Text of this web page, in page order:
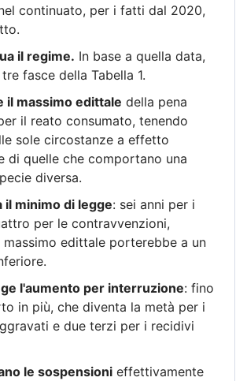
continuato, per i fatti dal 2020,
il regime. In base a quella data,
fasce della Tabella 1.
il massimo edittale della pena
il reato consumato, tenendo
sole circostanze a effetto
di quelle che comportano una
diversa.
il minimo di legge: sei anni per i
per le contravvenzioni,
massimo edittale porterebbe a un
l'aumento per interruzione: fino
in più, che diventa la metà per i
e due terzi per i recidivi
le sospensioni effettivamente